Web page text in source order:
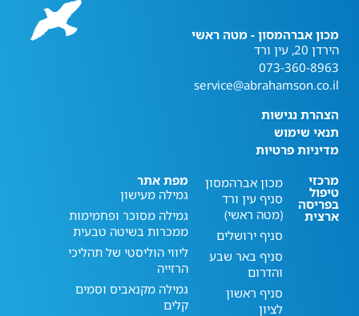
מכון אברהמסון - מטה ראשי
הירדן 20, עין ורד
073-360-8963
service@abrahamson.co.il
הצהרת נגישות
תנאי שימוש
מדיניות פרטיות
מרכזי
טיפול
בפריסה
ארצית
מכון אברהמסון
סניף עין ורד
(מטה ראשי)
סניף ירושלים
סניף באר שבע
והדרום
סניף ראשון
לציון
מפת אתר
גמילה מעישון
גמילה מסוכר ופחמימות
ממכרות בשיטה טבעית
ליווי הוליסטי של תהליכי
הרזייה
גמילה מקנאביס וסמים
קלים